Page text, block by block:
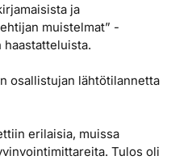
ja
muistelmat” -
haastatteluista.
osallistujan lähtötilannetta
erilaisia, muissa
Tulos oli